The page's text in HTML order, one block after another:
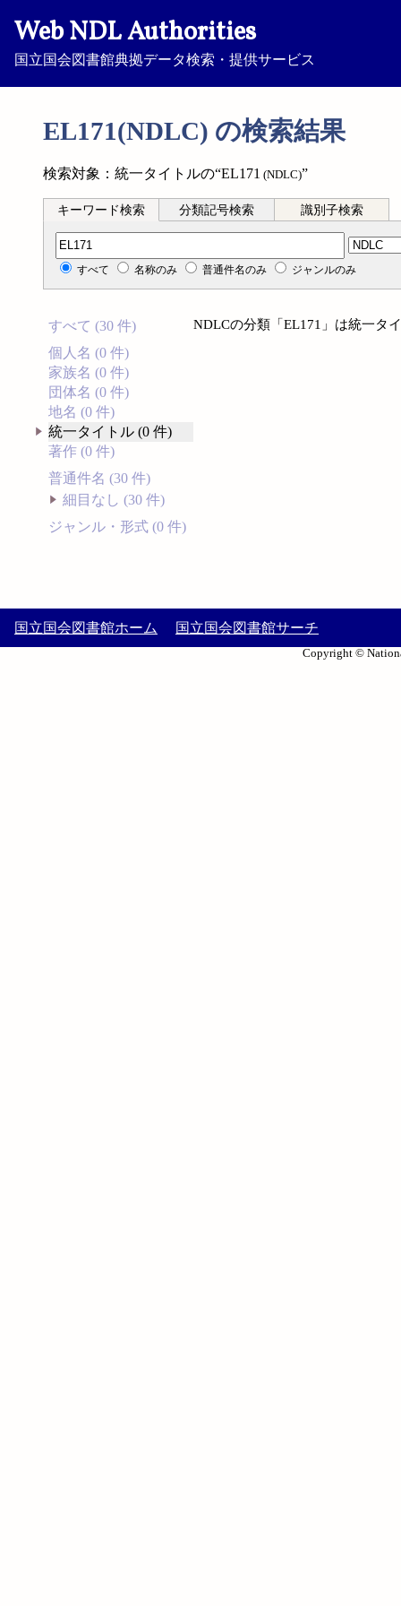
Web NDL Authorities
国立国会図書館典拠データ検索・提供サービス
EL171(NDLC) の検索結果
検索対象：統一タイトルの“EL171 (NDLC)”
キーワード検索 分類記号検索 識別子検索
分類記号検索
すべて 名称のみ 普通件名のみ ジャンルのみ
すべて (30 件)
個人名 (0 件)
家族名 (0 件)
団体名 (0 件)
地名 (0 件)
統一タイトル (0 件)
著作 (0 件)
普通件名 (30 件)
細目なし (30 件)
ジャンル・形式 (0 件)
NDLCの分類「EL171」は統一タ
国立国会図書館ホーム 国立国会図書館サーチ
Copyright ©